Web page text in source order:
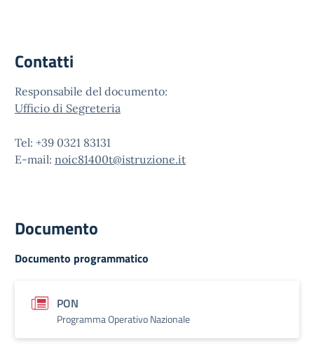
Contatti
Responsabile del documento:
Ufficio di Segreteria
Tel: +39 0321 83131
E-mail: noic81400t@istruzione.it
Documento
Documento programmatico
PON
Programma Operativo Nazionale